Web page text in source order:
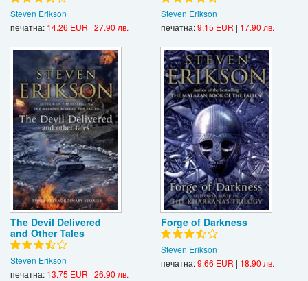
Steven Erikson
печатна: 14.26 EUR | 27.90 лв.
Steven Erikson
печатна:9.15 EUR | 17.90 лв.
The Devil Delivered
and Other Tales
Steven Erikson
печатна: 13.75 EUR | 26.90 лв.
Forge of Darkness
Steven Erikson
печатна:9.66 EUR | 18.90 лв.